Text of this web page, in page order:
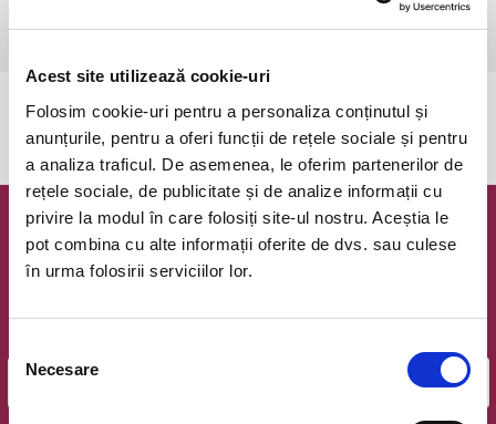
Acest site utilizează cookie-uri
Folosim cookie-uri pentru a personaliza conținutul și
anunțurile, pentru a oferi funcții de rețele sociale și pentru
a analiza traficul. De asemenea, le oferim partenerilor de
rețele sociale, de publicitate și de analize informații cu
privire la modul în care folosiți site-ul nostru. Aceștia le
pot combina cu alte informații oferite de dvs. sau culese
în urma folosirii serviciilor lor.
consimțământului
Necesare
Din respect pentru actori si public avem rugamintea de a va prezenta
cu cel putin 30 de minute inainte de inceperea spectacolului.
Evenimentul a expirat.
Newsletter @ Bilete.ro